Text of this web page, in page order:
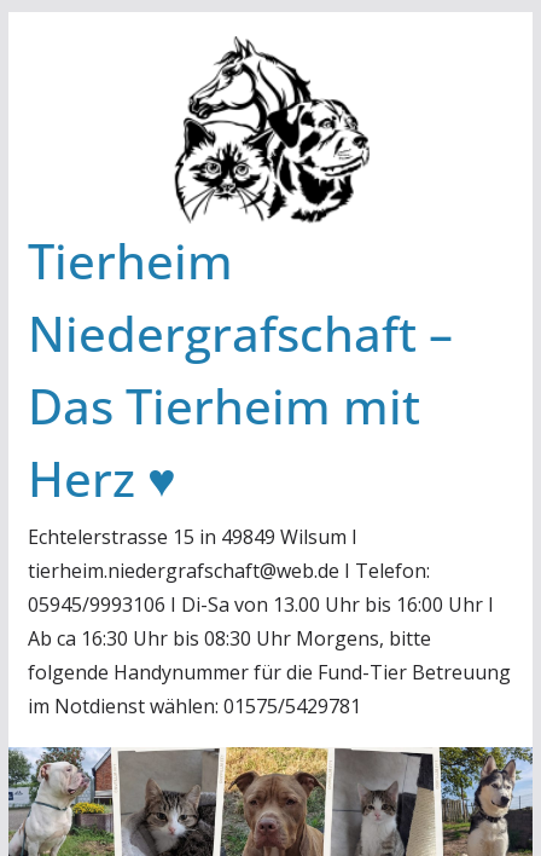
Tierheim
Niedergrafschaft –
Das Tierheim mit
Herz ♥
Echtelerstrasse 15 in 49849 Wilsum I
tierheim.niedergrafschaft@web.de I Telefon:
05945/9993106 I Di-Sa von 13.00 Uhr bis 16:00 Uhr I
Ab ca 16:30 Uhr bis 08:30 Uhr Morgens, bitte
folgende Handynummer für die Fund-Tier Betreuung
im Notdienst wählen: 01575/5429781